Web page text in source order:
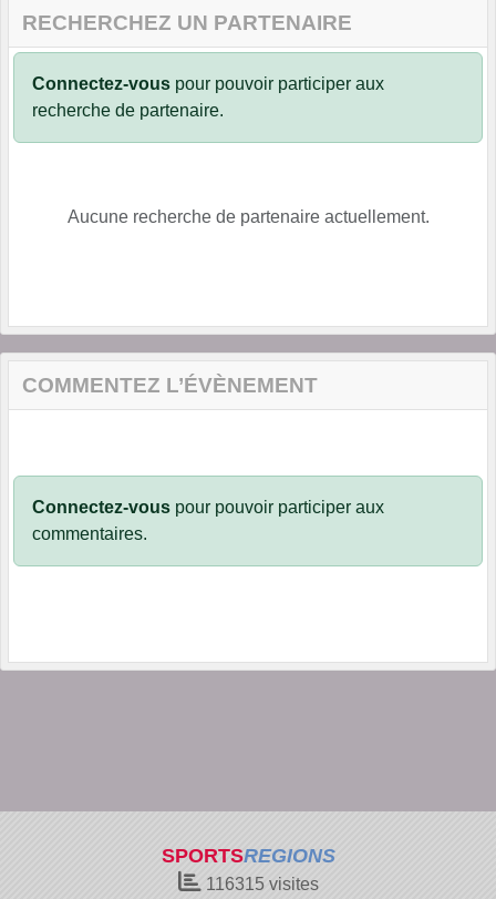
RECHERCHEZ UN PARTENAIRE
Connectez-vous pour pouvoir participer aux
recherche de partenaire.
Aucune recherche de partenaire actuellement.
COMMENTEZ L’ÉVÈNEMENT
Connectez-vous pour pouvoir participer aux
commentaires.
SPORTSREGIONS
116315 visites